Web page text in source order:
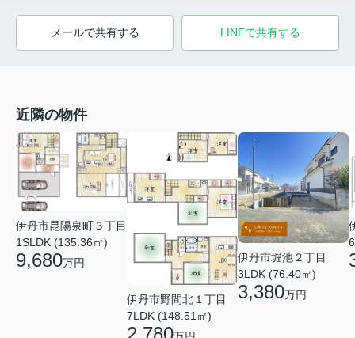
メールで共有する LINEで共有する
近隣の物件
伊丹市昆陽泉町３丁目
1SLDK (135.36㎡)
9,680万円
伊丹市野間北１丁目
7LDK (148.51㎡)
伊丹市堀池２丁目
3LDK (76.40㎡)
3,380万円